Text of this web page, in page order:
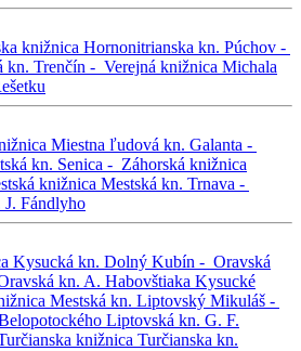
knižnica Hornonitrianska kn. Púchov -
kn. Trenčín - Verejná knižnica Michala
Miestna ľudová kn. Galanta -
kn. Senica - Záhorská knižnica
knižnica Mestská kn. Trnava -
J. Fándlyho
Kysucká kn. Dolný Kubín - Oravská
kn. A. Habovštiaka Kysucké
Mestská kn. Liptovský Mikuláš -
Liptovská kn. G. F.
knižnica Turčianska kn.